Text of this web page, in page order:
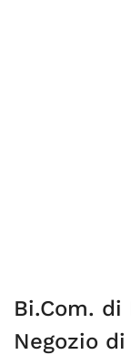
Bi.Com.
Negozio